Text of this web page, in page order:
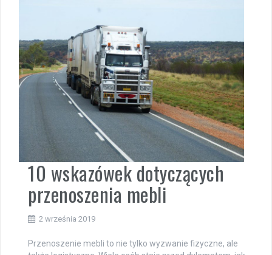
10 wskazówek dotyczących
przenoszenia mebli
2 września 2019
Przenoszenie mebli to nie tylko wyzwanie fizyczne, ale